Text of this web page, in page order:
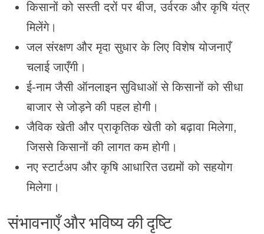
किसानों को सस्ती दरों पर बीज, उर्वरक और कृषि यंत्र
मिलेंगे।
जल संरक्षण और मृदा सुधार के लिए विशेष योजनाएँ
चलाई जाएँगी।
ई-नाम जैसी ऑनलाइन सुविधाओं से किसानों को सीधा
बाजार से जोड़ने की पहल होगी।
जैविक खेती और प्राकृतिक खेती को बढ़ावा मिलेगा,
जिससे किसानों की लागत कम होगी।
नए स्टार्टअप और कृषि आधारित उद्यमों को सहयोग
मिलेगा।
संभावनाएँ और भविष्य की दृष्टि